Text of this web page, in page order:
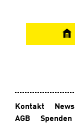
ist als
Kontakt
AGB
Spenden